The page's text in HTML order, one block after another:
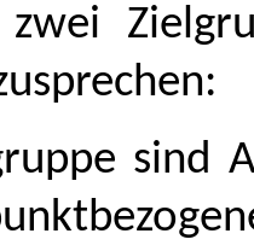
zwei
sind